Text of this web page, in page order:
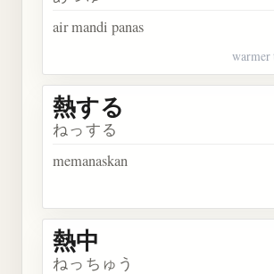
air mandi panas
warmer
熱する
ねっする
memanaskan
熱中
ねっちゅう